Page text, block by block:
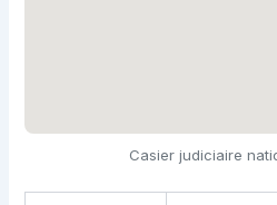
Casier judiciaire